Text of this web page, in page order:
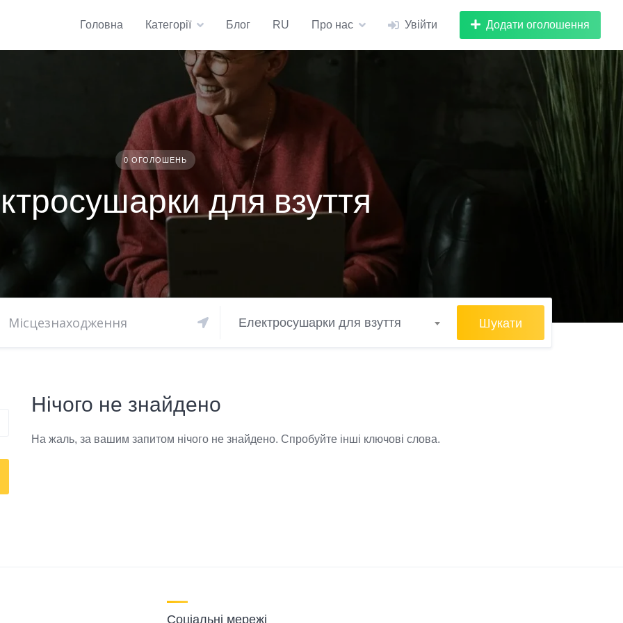
Головна Категорії Блог RU Про нас Увійти Додати оголошення
0 ОГОЛОШЕНЬ
для взуття
Електросушарки для взуття Шукати
Нічого не знайдено
На жаль, за вашим запитом нічого не знайдено. Спробуйте інші ключові слова.
Соціальні мережі